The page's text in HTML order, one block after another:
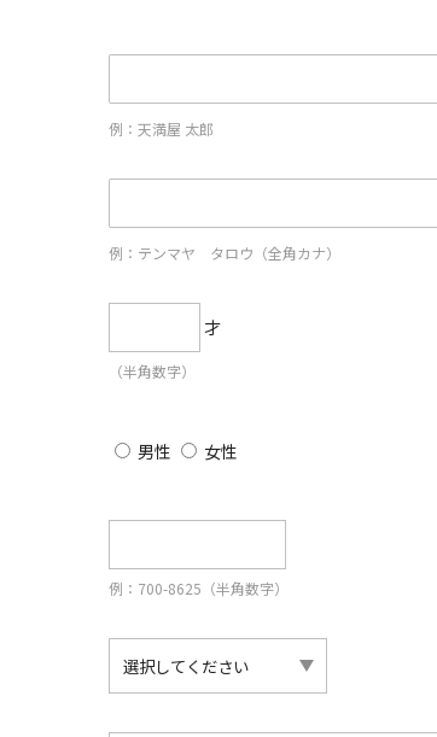
例：天満屋 太郎
例：テンマヤ タロウ（全角カナ）
才
（半角数字）
男性 女性
例：700-8625（半角数字）